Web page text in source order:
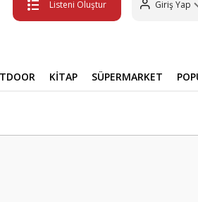
Listeni Oluştur Giriş Yap
KİTAP SÜPERMARKET